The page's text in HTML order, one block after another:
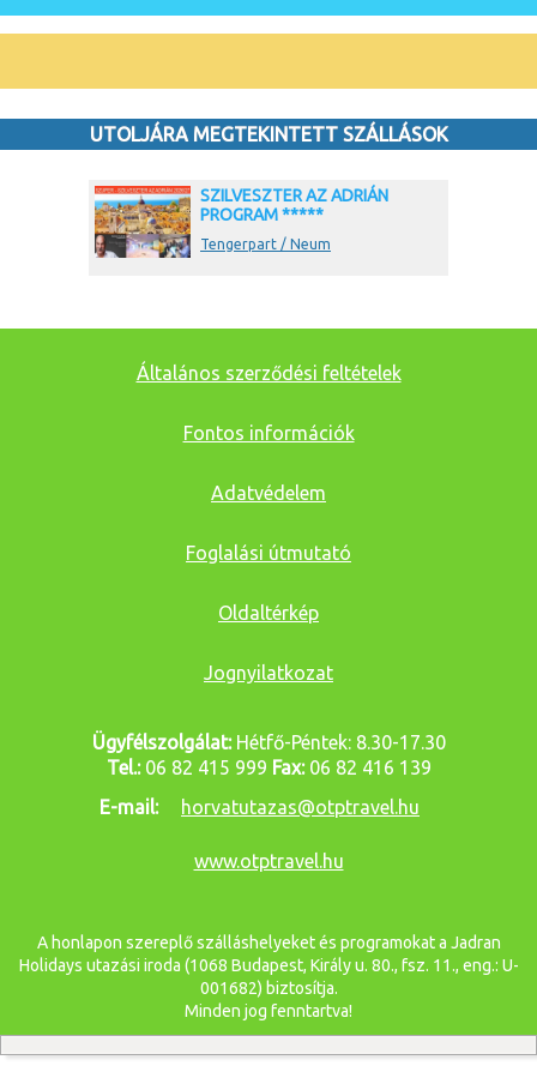
UTOLJÁRA MEGTEKINTETT SZÁLLÁSOK
SZILVESZTER AZ ADRIÁN
PROGRAM *****
Tengerpart / Neum
Általános szerződési feltételek
Fontos információk
Adatvédelem
Foglalási útmutató
Oldaltérkép
Jognyilatkozat
Ügyfélszolgálat:Hétfő-Péntek: 8.30-17.30
Tel.:06 82 415 999 Fax:06 82 416 139
E-mail:
horvatutazas@otptravel.hu
www.otptravel.hu
A honlapon szereplő szálláshelyeket és programokat a Jadran
Holidays utazási iroda (1068 Budapest, Király u. 80., fsz. 11., eng.: U-
001682) biztosítja.
Minden jog fenntartva!